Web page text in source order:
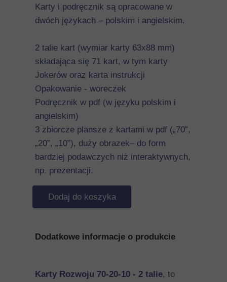
Dodaj do koszyka
Karty i podręcznik są opracowane w
dwóch językach – polskim i angielskim.
2 talie kart (wymiar karty 63x88 mm)
składająca się 71 kart, w tym karty
Jokerów oraz karta instrukcji
Opakowanie - woreczek
Podręcznik w pdf (w języku polskim i
angielskim)
3 zbiorcze plansze z kartami w pdf („70”,
„20”, „10”), duży obrazek– do form
bardziej podawczych niż interaktywnych,
np. prezentacji.
Dodatkowe informacje o produkcie
Karty Rozwoju 70-20-10 - 2 talie, to